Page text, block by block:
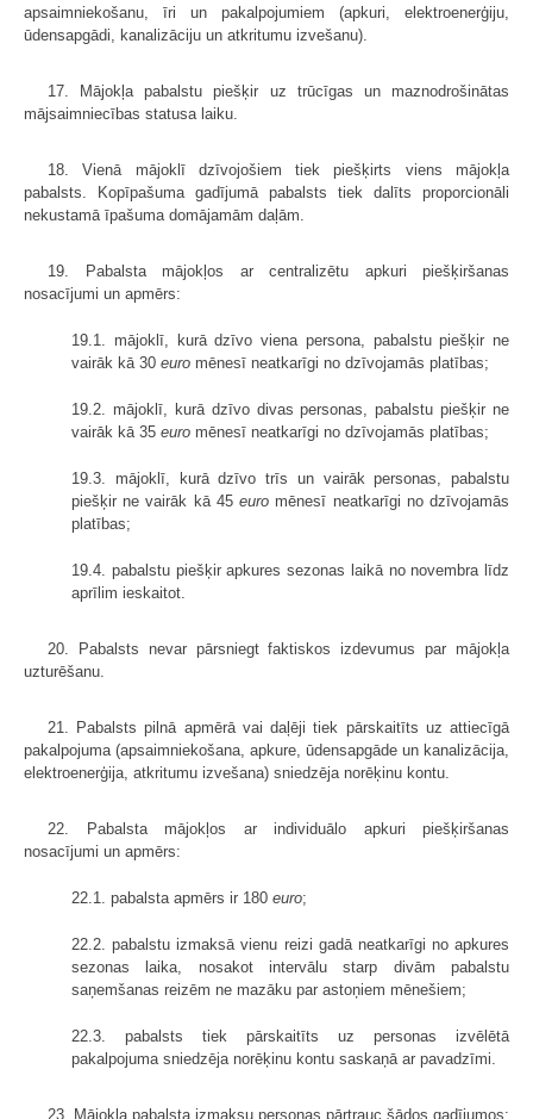
apsaimniekošanu, īri un pakalpojumiem (apkuri, elektroenerģiju,
ūdensapgādi, kanalizāciju un atkritumu izvešanu).
17. Mājokļa pabalstu piešķir uz trūcīgas un maznodrošinātas
mājsaimniecības statusa laiku.
18. Vienā mājoklī dzīvojošiem tiek piešķirts viens mājokļa
pabalsts. Kopīpašuma gadījumā pabalsts tiek dalīts proporcionāli
nekustamā īpašuma domājamām daļām.
19. Pabalsta mājokļos ar centralizētu apkuri piešķiršanas
nosacījumi un apmērs:
19.1. mājoklī, kurā dzīvo viena persona, pabalstu piešķir ne
vairāk kā 30 euro mēnesī neatkarīgi no dzīvojamās platības;
19.2. mājoklī, kurā dzīvo divas personas, pabalstu piešķir ne
vairāk kā 35 euro mēnesī neatkarīgi no dzīvojamās platības;
19.3. mājoklī, kurā dzīvo trīs un vairāk personas, pabalstu
piešķir ne vairāk kā 45euro mēnesī neatkarīgi no dzīvojamās
platības;
19.4. pabalstu piešķir apkures sezonas laikā no novembra līdz
aprīlim ieskaitot.
20. Pabalsts nevar pārsniegt faktiskos izdevumus par mājokļa
uzturēšanu.
21. Pabalsts pilnā apmērā vai daļēji tiek pārskaitīts uz attiecīgā
pakalpojuma (apsaimniekošana, apkure, ūdensapgāde un kanalizācija,
elektroenerģija, atkritumu izvešana) sniedzēja norēķinu kontu.
22. Pabalsta mājokļos ar individuālo apkuri piešķiršanas
nosacījumi un apmērs:
22.1. pabalsta apmērs ir 180 euro;
22.2. pabalstu izmaksā vienu reizi gadā neatkarīgi no apkures
sezonas laika, nosakot intervālu starp divām pabalstu
saņemšanas reizēm ne mazāku par astoņiem mēnešiem;
22.3. pabalsts tiek pārskaitīts uz personas izvēlētā
pakalpojuma sniedzēja norēķinu kontu saskaņā ar pavadzīmi.
23. Mājokļa pabalsta izmaksu personas pārtrauc šādos gadījumos: